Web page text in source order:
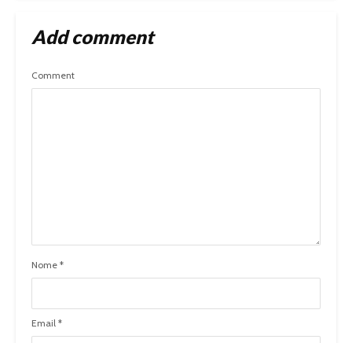
Add comment
Comment
Nome *
Email *